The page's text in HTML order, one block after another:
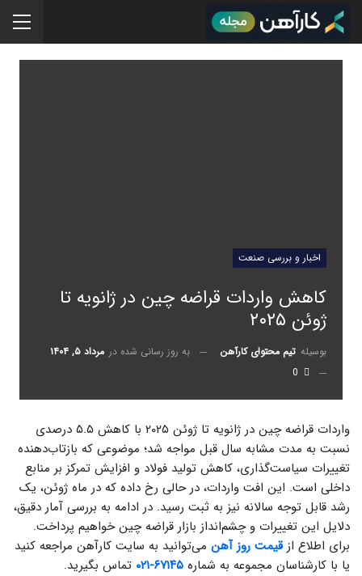
اخبار و بررسی صنعت
کاهش واردات قراضه چین در ژانویه تا
ژوئن ۲۰۲۵
بوسیله تیم محتوای کارآهن به روز رسانی شده در مرداد ۵, ۱۴۰۴
واردات قراضه چین در ژانویه تا ژوئن ۲۰۲۵ با کاهش ۵.۵ درصدی
نسبت به مدت مشابه سال قبل مواجه شد؛ موضوعی که بازتاب‌دهنده
تغییرات سیاست‌گذاری، کاهش تولید فولاد و افزایش تمرکز بر منابع
داخلی است. این افت واردات، در حالی رخ داده که در ماه ژوئن، یک
رشد قابل توجه سالانه نیز به ثبت رسید. در ادامه به بررسی آمار دقیق،
دلایل این تغییرات و چشم‌انداز بازار قراضه چین خواهیم پرداخت.
برای اطلاع ازقیمت روز آهن می‌توانید به سایت کارآهن مراجعه کنید
یا با کارشناسان مجموعه به شماره ۶۷۱۴۵-۰۲۱
تماس بگیرید.